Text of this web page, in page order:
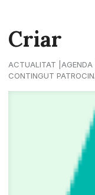
Criar
ACTUALITAT AGENDA
CONTINGUT